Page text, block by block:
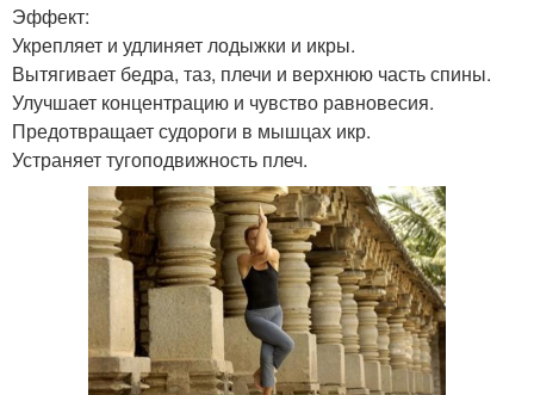
Эффект:
Укрепляет и удлиняет лодыжки и икры.
Вытягивает бедра, таз, плечи и верхнюю часть спины.
Улучшает концентрацию и чувство равновесия.
Предотвращает судороги в мышцах икр.
Устраняет тугоподвижность плеч.